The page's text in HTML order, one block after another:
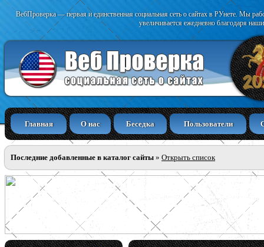
ВебПроверка — первая и единственная социальная сеть о сайтах в РУнете. Мы
увеличивается ежедневно благодаря
Главная О нас Беседка Пользователи
Последние добавленные в каталог сайты » Открыть список